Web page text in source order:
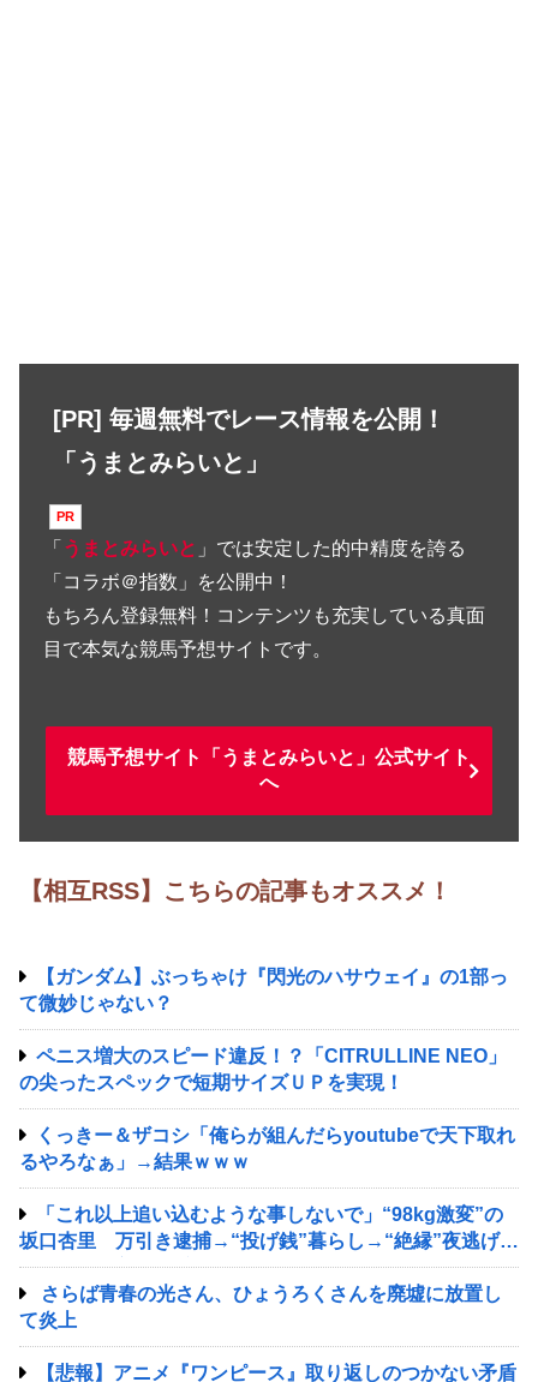
[PR] 毎週無料でレース情報を公開！
「うまとみらいと」
「 うまとみらいと 」では安定した的中精度を誇る
「コラボ＠指数」を公開中！
もちろん登録無料！コンテンツも充実している真面
目で本気な競馬予想サイトです。
競馬予想サイト「うまとみらいと」公式サイト
へ
【相互RSS】こちらの記事もオススメ！
【ガンダム】ぶっちゃけ『閃光のハサウェイ』の1部っ
て微妙じゃない？
ペニス増大のスピード違反！？「CITRULLINE NEO」
の尖ったスペックで短期サイズＵＰを実現！
くっきー＆ザコシ「俺らが組んだらyoutubeで天下取れ
るやろなぁ」→結果ｗｗｗ
「これ以上追い込むような事しないで」“98kg激変”の
坂口杏里 万引き逮捕→“投げ銭”暮らし→“絶縁”夜逃げの
末にたどり着いた“新生活拠点”
さらば青春の光さん、ひょうろくさんを廃墟に放置し
て炎上
【悲報】アニメ『ワンピース』取り返しのつかない矛盾